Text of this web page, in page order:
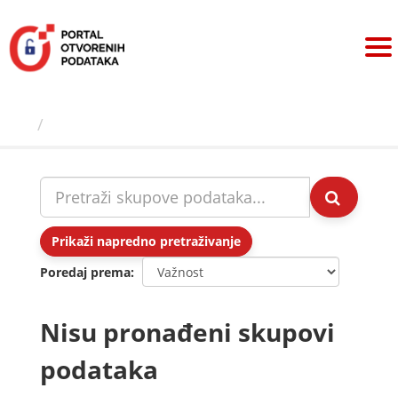
sadržaj
Prikaži napredno pretraživanje
Poredaj prema
Nisu pronađeni skupovi
podataka